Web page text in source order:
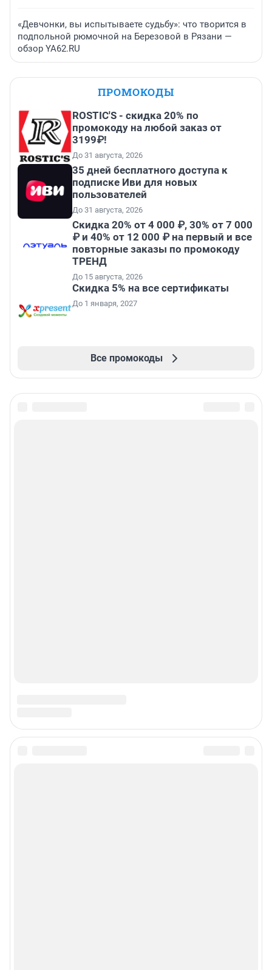
«Девчонки, вы испытываете судьбу»: что творится в
подпольной рюмочной на Березовой в Рязани —
обзор YA62.RU
ПРОМОКОДЫ
ROSTIC'S - скидка 20% по
промокоду на любой заказ от
3199₽!
До 31 августа, 2026
35 дней бесплатного доступа к
подписке Иви для новых
пользователей
До 31 августа, 2026
Скидка 20% от 4 000 ₽, 30% от 7 000
₽ и 40% от 12 000 ₽ на первый и все
повторные заказы по промокоду
ТРЕНД
До 15 августа, 2026
Скидка 5% на все сертификаты
До 1 января, 2027
Все промокоды